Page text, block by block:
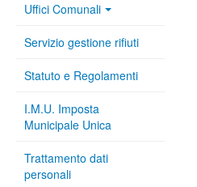
Uffici Comunali
Servizio gestione rifiuti
Statuto e Regolamenti
I.M.U. Imposta
Municipale Unica
Trattamento dati
personali